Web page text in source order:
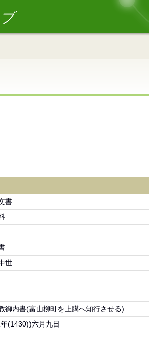
書
世
御内書(富山柳町を上臈へ知行させる)
(1430))六月九日